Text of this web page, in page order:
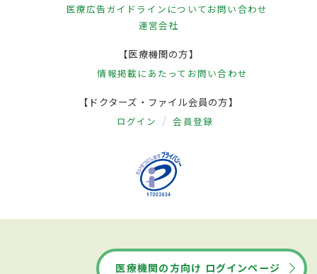
医療広告ガイドラインについてお問い合わせ
運営会社
【医療機関の方】
情報掲載にあたって お問い合わせ
【ドクターズ・ファイル会員の方】
ログイン 会員登録
医療機関の方向け ログインページ